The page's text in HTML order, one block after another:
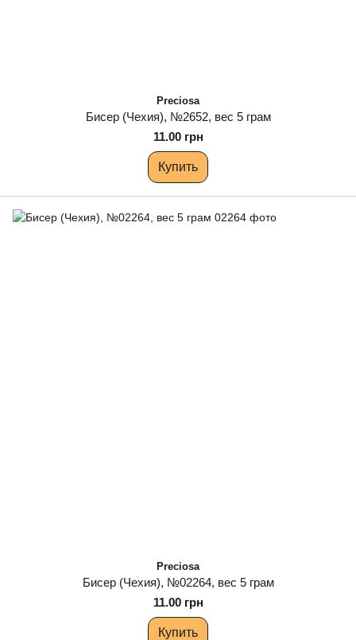
Preciosa
Бисер (Чехия), №2652, вес 5 грам
11.00 грн
Купить
Preciosa
Бисер (Чехия), №02264, вес 5 грам
11.00 грн
Купить